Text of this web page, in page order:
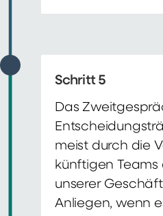
Schritt 5
Das
meist durch die
künftigen
unserer
Anliegen, wenn